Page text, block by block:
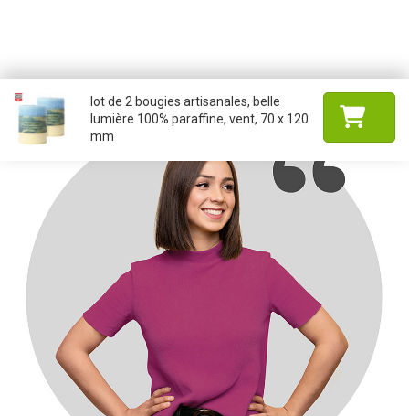
lot de 2 bougies artisanales, belle
lumière 100% paraffine, vent, 70 x 120
mm